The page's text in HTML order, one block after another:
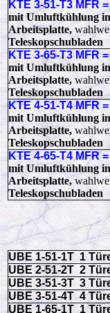
KTE 3-51-T3 MFR
mit Umluftkühlung
Arbeitsplatte,
Teleskopschubladen
KTE 3-65-T3 MFR
mit Umluftkühlung
Arbeitsplatte,
Teleskopschubladen
KTE 4-51-T4 MFR
mit Umluftkühlung
Arbeitsplatte,
Teleskopschubladen
KTE 4-65-T4 MFR
mit Umluftkühlung
Arbeitsplatte,
Teleskopschubladen
UBE 1-51-1T 1
UBE 2-51-2T 2
UBE 3-51-3T 3
UBE 3-51-4T 4
UBE 1-65-1T 1